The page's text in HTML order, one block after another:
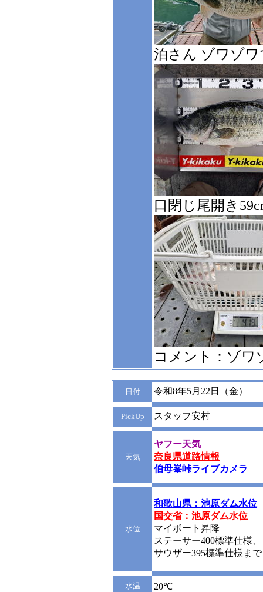
泊さん ゾワゾワ
口閉じ尾開き
コメント：ゾワ
日付 令和8年5月22日（金）
PickUp スタッフ安村
天気
ヤフー天気
奈良県道路情報
伯母峯峠ライブカメラ
水位
和歌山県：池原ダム水位
国交省：池原ダム水位
マイボート昇降
ステーサー400標準仕様、
サウザー395標準仕様まで
水温 20℃